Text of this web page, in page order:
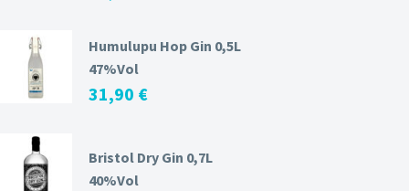
Humulupu Hop Gin 0,5L
47%Vol
31,90 €
Bristol Dry Gin 0,7L
40%Vol